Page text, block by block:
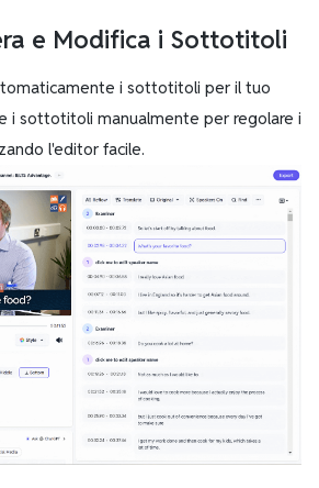
e Modifica i Sottotitoli
i sottotitoli per il tuo
i sottotitoli manualmente per regolare i
l'editor facile.